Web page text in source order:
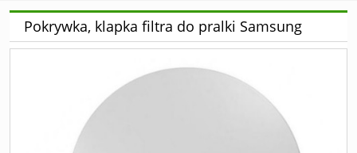
Pokrywka, klapka filtra do pralki Samsung